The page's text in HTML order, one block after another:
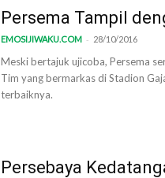
Persema Tampil
EMOSIJIWAKU.COM - 28/10/2016
Meski bertajuk ujicoba, Persema
Tim yang bermarkas di Stadion
terbaiknya.
Persebaya